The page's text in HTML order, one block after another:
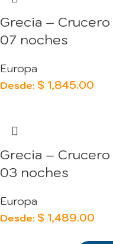
Grecia – Crucero
07 noches
Europa
Desde: $ 1,845.00
Grecia – Crucero
03 noches
Europa
Desde: $ 1,489.00